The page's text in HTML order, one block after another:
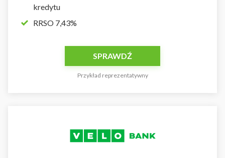
kredytu
RRSO 7,43%
SPRAWDŹ
Przykład reprezentatywny